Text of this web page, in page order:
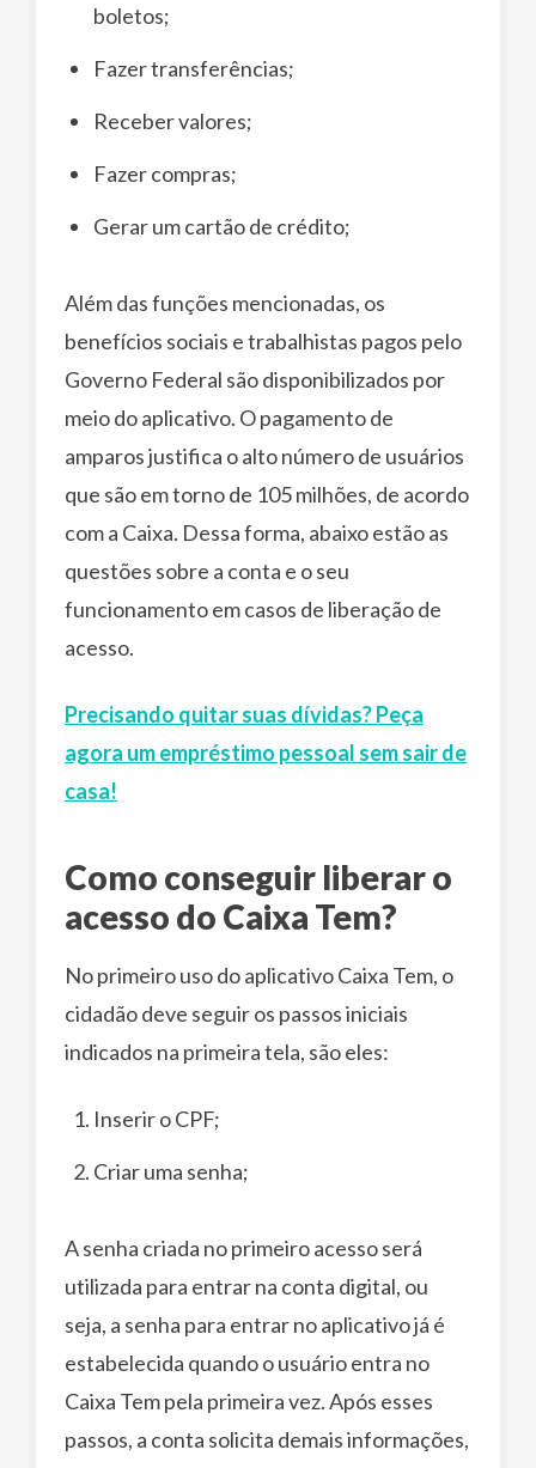
boletos;
Fazer transferências;
Receber valores;
Fazer compras;
Gerar um cartão de crédito;
Além das funções mencionadas, os
benefícios sociais e trabalhistas pagos pelo
Governo Federal são disponibilizados por
meio do aplicativo. O pagamento de
amparos justifica o alto número de usuários
que são em torno de 105 milhões, de acordo
com a Caixa. Dessa forma, abaixo estão as
questões sobre a conta e o seu
funcionamento em casos de liberação de
acesso.
Precisando quitar suas dívidas? Peça
agora um empréstimo pessoal sem sair de
casa!
Como conseguir liberar o
acesso do Caixa Tem?
No primeiro uso do aplicativo Caixa Tem, o
cidadão deve seguir os passos iniciais
indicados na primeira tela, são eles:
Inserir o CPF;
Criar uma senha;
A senha criada no primeiro acesso será
utilizada para entrar na conta digital, ou
seja, a senha para entrar no aplicativo já é
estabelecida quando o usuário entra no
Caixa Tem pela primeira vez. Após esses
passos, a conta solicita demais informações,